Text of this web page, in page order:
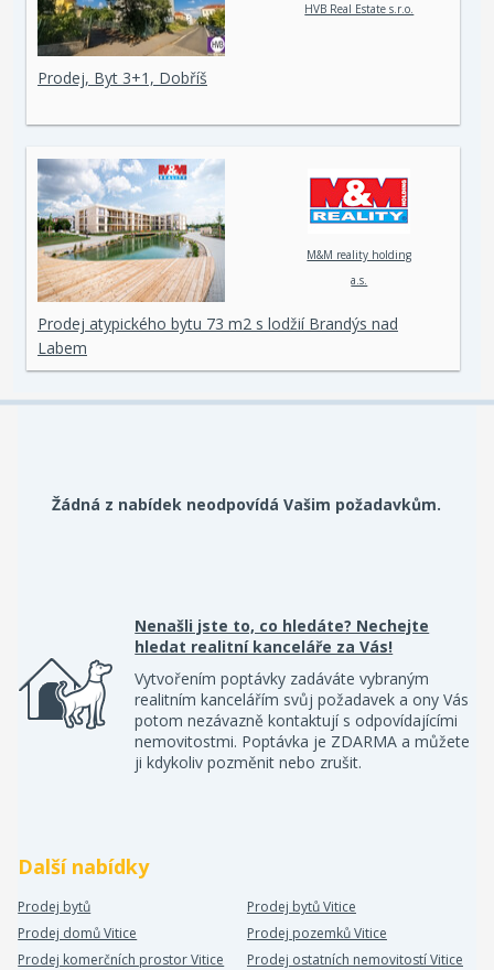
HVB Real Estate s.r.o.
Prodej, Byt 3+1, Dobříš
M&M reality holding
a.s.
Prodej atypického bytu 73 m2 s lodžií Brandýs nad
Labem
Žádná z nabídek neodpovídá Vašim požadavkům.
Nenašli jste to, co hledáte? Nechejte
hledat realitní kanceláře za Vás!
Vytvořením poptávky zadáváte vybraným
realitním kancelářím svůj požadavek a ony Vás
potom nezávazně kontaktují s odpovídajícími
nemovitostmi. Poptávka je ZDARMA a můžete
ji kdykoliv pozměnit nebo zrušit.
Další nabídky
Prodej bytů
Prodej bytů Vitice
Prodej domů Vitice
Prodej pozemků Vitice
Prodej komerčních prostor Vitice
Prodej ostatních nemovitostí Vitice